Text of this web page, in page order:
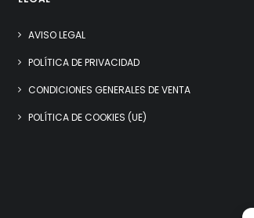
AVISO LEGAL
POLÍTICA DE PRIVACIDAD
CONDICIONES GENERALES DE VENTA
POLÍTICA DE COOKIES (UE)